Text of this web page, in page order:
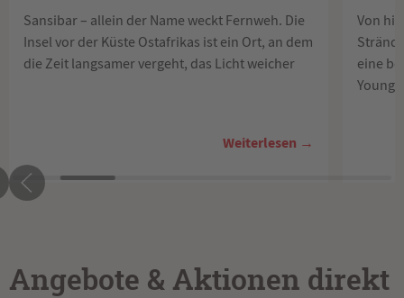
Sansibar – allein der Name weckt Fernweh. Die
Insel vor der Küste Ostafrikas ist ein Ort, an dem
die Zeit langsamer vergeht, das Licht weicher
Weiterlesen →
Von
eine
Young
Angebote & Aktionen direkt